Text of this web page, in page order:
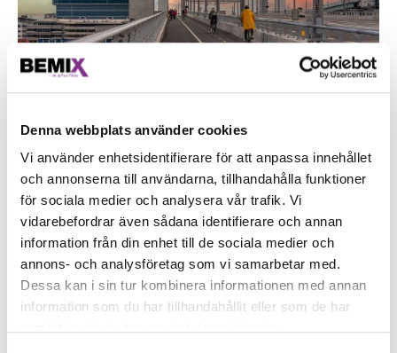
Denna webbplats använder cookies
Vi använder enhetsidentifierare för att anpassa innehållet
och annonserna till användarna, tillhandahålla funktioner
för sociala medier och analysera vår trafik. Vi
vidarebefordrar även sådana identifierare och annan
information från din enhet till de sociala medier och
annons- och analysföretag som vi samarbetar med.
Dessa kan i sin tur kombinera informationen med annan
information som du har tillhandahållit eller som de har
Projekt Bro
Ort Göteborg